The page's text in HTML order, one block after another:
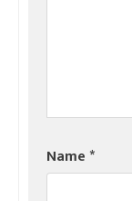
Name*